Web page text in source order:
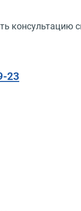
консультацию
23